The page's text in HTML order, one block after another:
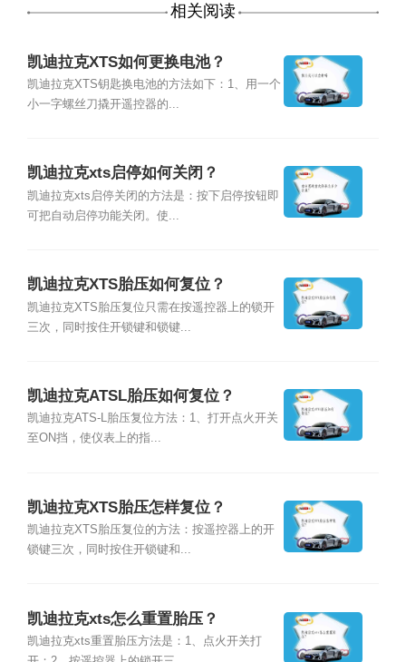
相关阅读
凯迪拉克XTS如何更换电池？
凯迪拉克XTS钥匙换电池的方法如下：1、用一个
小一字螺丝刀撬开遥控器的...
凯迪拉克xts启停如何关闭？
凯迪拉克xts启停关闭的方法是：按下启停按钮即
可把自动启停功能关闭。使...
凯迪拉克XTS胎压如何复位？
凯迪拉克XTS胎压复位只需在按遥控器上的锁开
三次，同时按住开锁键和锁键...
凯迪拉克ATSL胎压如何复位？
凯迪拉克ATS-L胎压复位方法：1、打开点火开关
至ON挡，使仪表上的指...
凯迪拉克XTS胎压怎样复位？
凯迪拉克XTS胎压复位的方法：按遥控器上的开
锁键三次，同时按住开锁键和...
凯迪拉克xts怎么重置胎压？
凯迪拉克xts重置胎压方法是：1、点火开关打